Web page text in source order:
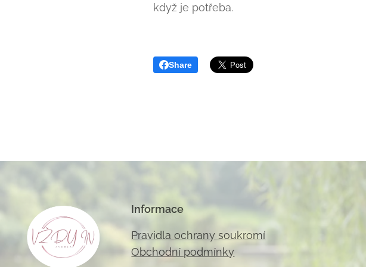
když je potřeba.
Share
Informace
Pravidla ochrany soukromí
Obchodní podmínky